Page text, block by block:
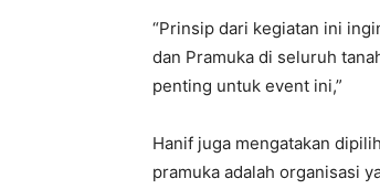
“Prinsip dari kegiatan ini
dan Pramuka di seluruh
penting untuk event ini,”
Hanif juga mengatakan
pramuka adalah organisasi